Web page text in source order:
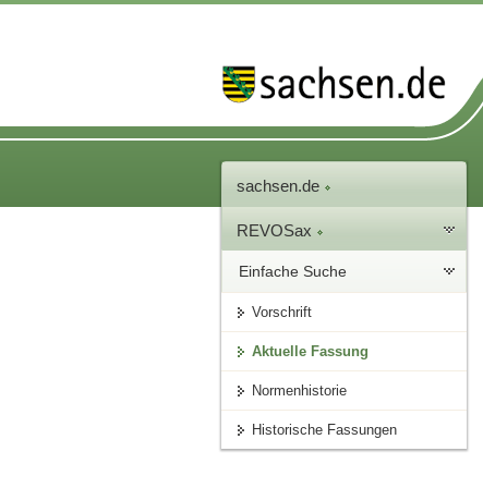
sachsen.de
REVOSax
Einfache Suche
Vorschrift
Aktuelle Fassung
Normenhistorie
Historische Fassungen